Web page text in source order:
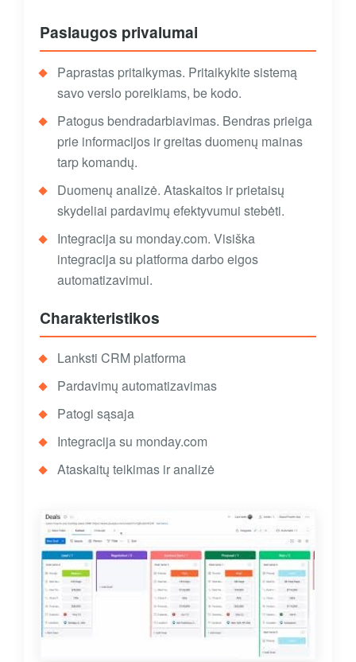
Paslaugos privalumai
Paprastas pritaikymas. Pritaikykite sistemą
savo verslo poreikiams, be kodo.
Patogus bendradarbiavimas. Bendras prieiga
prie informacijos ir greitas duomenų mainas
tarp komandų.
Duomenų analizė. Ataskaitos ir prietaisų
skydeliai pardavimų efektyvumui stebėti.
Integracija su monday.com. Visiška
integracija su platforma darbo eigos
automatizavimui.
Charakteristikos
Lanksti CRM platforma
Pardavimų automatizavimas
Patogi sąsaja
Integracija su monday.com
Ataskaitų teikimas ir analizė